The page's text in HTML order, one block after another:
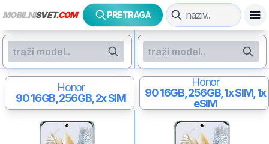
MOBILNISVET.COM PRETRAGA
Honor
9016GB, 256GB, 2x SIM
Honor
9016GB, 256GB, 1x SIM, 1x
eSIM